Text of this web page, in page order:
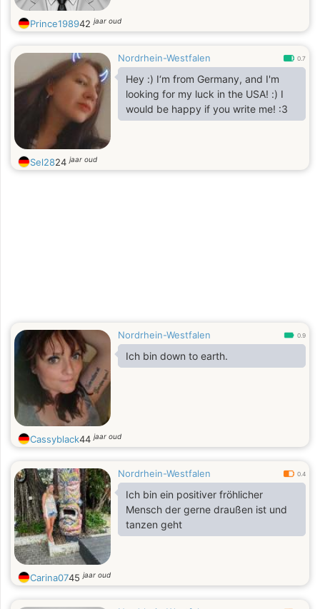
Prince198942jaar oud
Nordrhein-Westfalen 0.7
Hey :) I‘m from Germany, and I'm
looking for my luck in the USA! :) I
would be happy if you write me! :3
Sel2824jaar oud
Nordrhein-Westfalen 0.9
Ich bin down to earth.
Cassyblack44jaar oud
Nordrhein-Westfalen 0.4
Ich bin ein positiver fröhlicher
Mensch der gerne draußen ist und
tanzen geht
Carina0745jaar oud